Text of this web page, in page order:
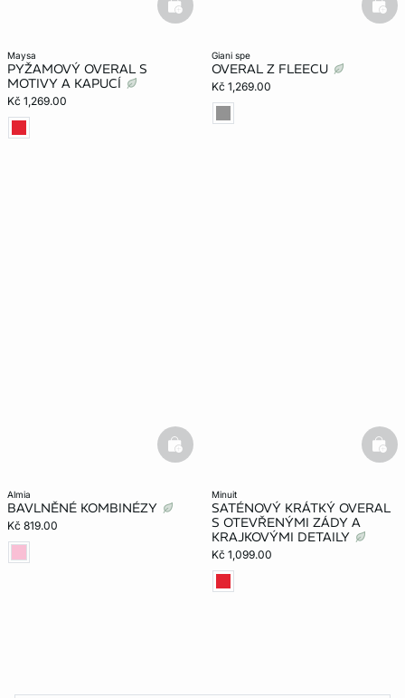
maysa
PYŽAMOVÝ OVERAL S
MOTIVY A KAPUCÍ
Kč 1,269.00
basketfull
giani spe
OVERAL Z FLEECU
Kč 1,269.00
almia
BAVLNĚNÉ KOMBINÉZY
Kč 819.00
basketfull
minuit
SATÉNOVÝ KRÁTKÝ OVERAL
S OTEVŘENÝMI ZÁDY A
KRAJKOVÝMI DETAILY
Kč 1,099.00